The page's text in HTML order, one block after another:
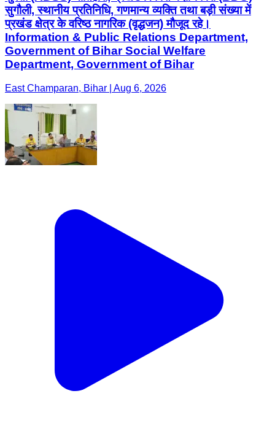
East Champaran, Bihar | Aug 6, 2026
आज दिनांक-06.08.2026 को उप विकास आयुक्त, पूर्वी चम्पारण,
मोतिहारी डॉ प्रदीप कुमार की अध्यक्षता में VB-G RAM G